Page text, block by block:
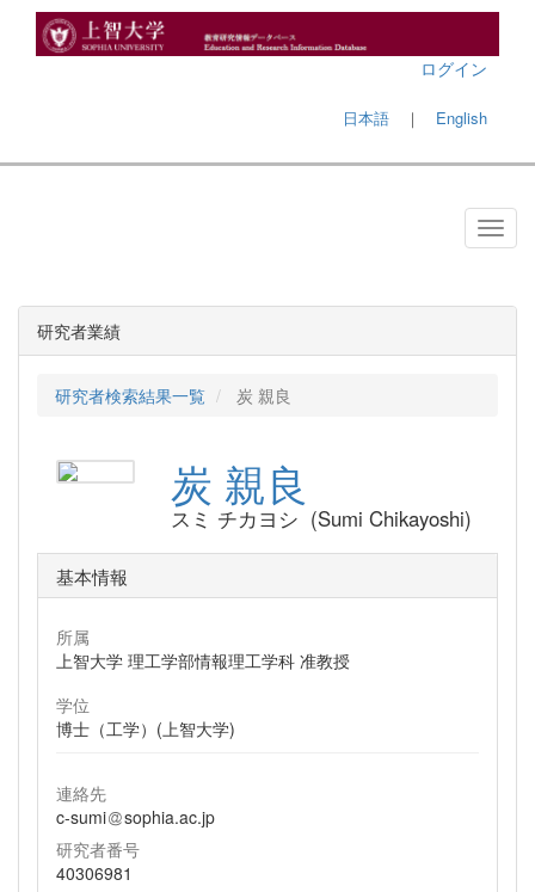
ログイン
日本語 ｜ English
研究者業績
研究者検索結果一覧 炭 親良
炭 親良
スミ チカヨシ (Sumi Chikayoshi)
基本情報
所属
上智大学 理工学部情報理工学科 准教授
学位
博士（工学）(上智大学)
連絡先
c-sumi
sophia.ac.jp
研究者番号
40306981